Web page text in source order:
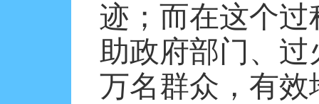
迹；而在这个
助政府部门、
万名群众，有